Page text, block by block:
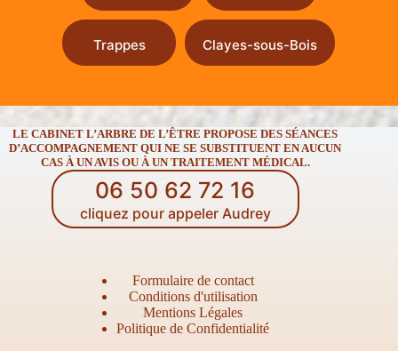
Trappes Clayes-sous-Bois
LE CABINET L’ARBRE DE L’ÊTRE PROPOSE DES SÉANCES
D’ACCOMPAGNEMENT QUI NE SE SUBSTITUENT EN AUCUN
CAS À UN AVIS OU À UN TRAITEMENT MÉDICAL.
06 50 62 72 16
cliquez pour appeler Audrey
Formulaire de contact
Conditions d'utilisation
Mentions Légales
Politique de Confidentialité